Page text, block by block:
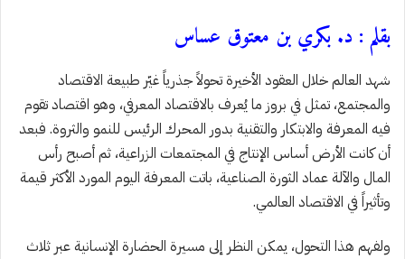
بقلم : د. بكري بن معتوق عساس
شهد العالم خلال العقود الأخيرة تحولاً جذرياً غيّر طبيعة الاقتصاد
والمجتمع، تمثل في بروز ما يُعرف بالاقتصاد المعرفي، وهو اقتصاد تقوم
فيه المعرفة والابتكار والتقنية بدور المحرك الرئيس للنمو والثروة. فبعد
أن كانت الأرض أساس الإنتاج في المجتمعات الزراعية، ثم أصبح رأس
المال والآلة عماد الثورة الصناعية، باتت المعرفة اليوم المورد الأكثر قيمة
وتأثيراً في الاقتصاد العالمي.
ولفهم هذا التحول، يمكن النظر إلى مسيرة الحضارة الإنسانية عبر ثلاث